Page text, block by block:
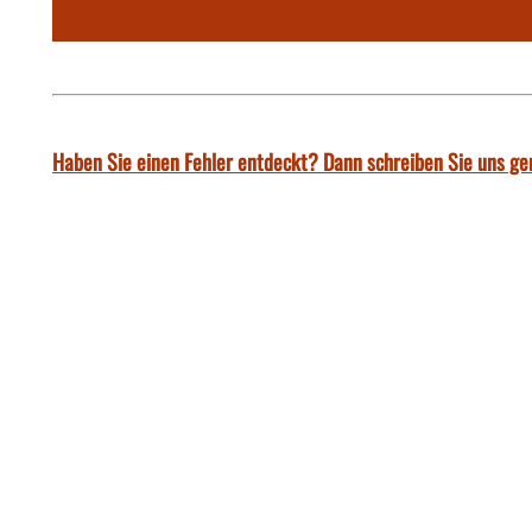
Haben Sie einen Fehler entdeckt? Dann schreiben Sie uns